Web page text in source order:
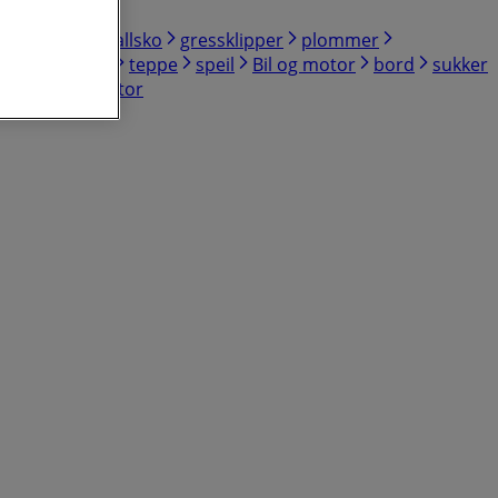
fotballsko gressklipper
plommer
teppe speil Bil og motor bord
sukker
Bøker og kontor